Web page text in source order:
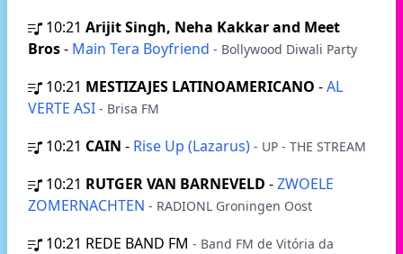
10:21 Arijit Singh, Neha Kakkar and Meet
Bros- Main Tera Boyfriend - Bollywood Diwali Party
10:21 MESTIZAJES LATINOAMERICANO -AL
VERTE ASI - Brisa FM
10:21 CAIN - Rise Up (Lazarus) - UP - THE STREAM
10:21 RUTGER VAN BARNEVELD -ZWOELE
ZOMERNACHTEN - RADIONL Groningen Oost
10:21 REDE BAND FM - Band FM de Vitória da